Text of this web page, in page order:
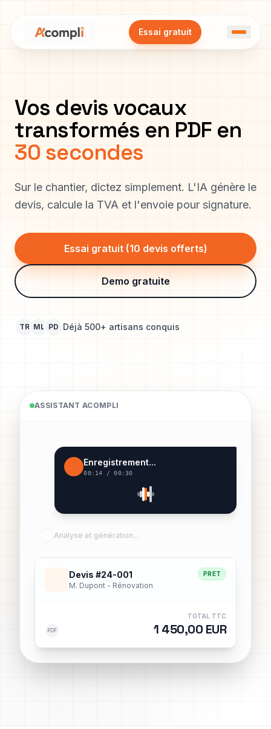
Essai gratuit
Vos devis vocaux
transformés en PDF en
30 secondes
Sur le chantier, dictez simplement. L'IA génère le
devis, calcule la TVA et l'envoie pour signature.
Essai gratuit (10 devis offerts)
Demo gratuite
TR ML PD Déjà 500+ artisans conquis
ASSISTANT ACOMPLI
Enregistrement...
00:14 / 00:30
Analyse et génération...
Devis #24-001
M. Dupont - Rénovation
PRET
PDF
TOTAL TTC
1 450,00 EUR